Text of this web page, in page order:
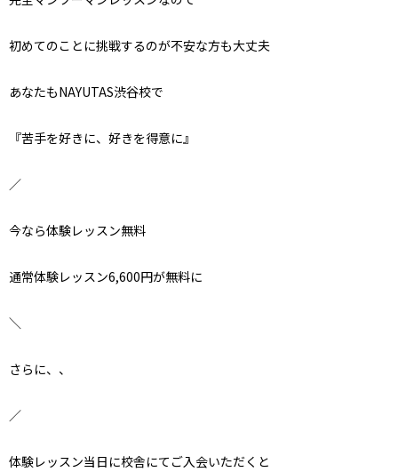
初めてのことに挑戦するのが不安な方も大丈夫
あなたもNAYUTAS渋谷校で
『苦手を好きに、好きを得意に』
／
今なら体験レッスン無料
通常体験レッスン6,600円が無料に
＼
さらに、、
／
体験レッスン当日に校舎にてご入会いただくと